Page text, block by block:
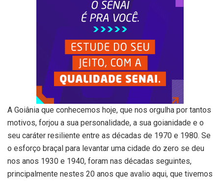
A Goiânia que conhecemos hoje, que nos orgulha por tantos
motivos, forjou a sua personalidade, a sua goianidade e o
seu caráter resiliente entre as décadas de 1970 e 1980. Se
o esforço braçal para levantar uma cidade do zero se deu
nos anos 1930 e 1940, foram nas décadas seguintes,
principalmente nestes 20 anos que avalio aqui, que tivemos